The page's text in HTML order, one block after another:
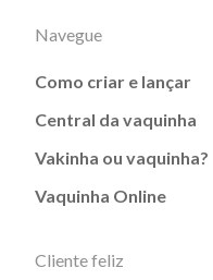
Navegue
Como criar e lançar
Central da vaquinha
Vakinha ou vaquinha?
Vaquinha Online
Cliente feliz